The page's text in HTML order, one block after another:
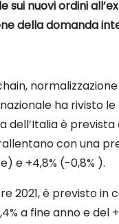
nuovi ordini
della domanda
ha rivisto le
è
con una
e +4,8% (-0,8% ).
è previsto
a fine anno e del